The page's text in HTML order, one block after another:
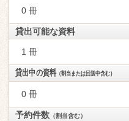
0 冊
貸出可能な資料
1 冊
貸出中の資料（割当または回送中含む）
0 冊
予約件数 （割当含む）